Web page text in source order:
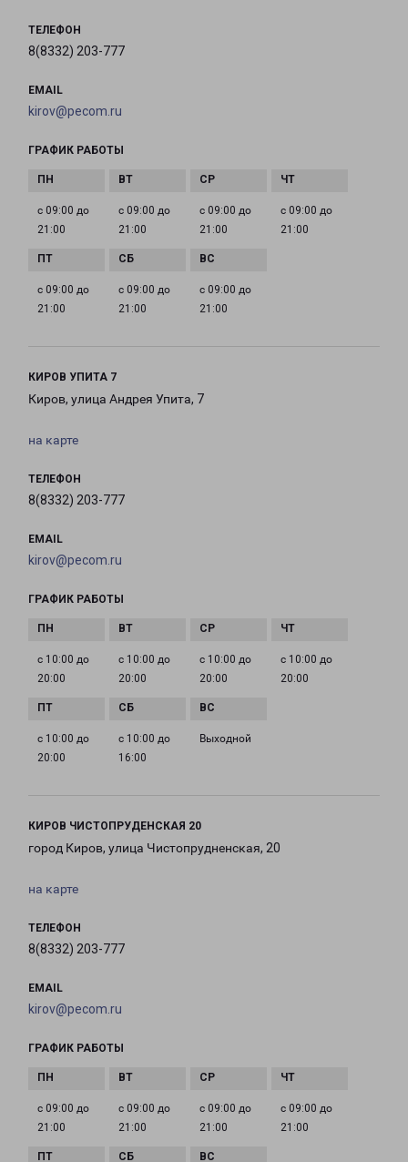
ТЕЛЕФОН
8(8332) 203-777
EMAIL
kirov@pecom.ru
ГРАФИК РАБОТЫ
с 09:00 до
21:00
с 09:00 до
21:00
с 09:00 до
21:00
с 09:00 до
21:00
с 09:00 до
21:00
с 09:00 до
21:00
с 09:00 до
21:00
КИРОВ УПИТА 7
Киров, улица Андрея Упита, 7
на карте
ТЕЛЕФОН
8(8332) 203-777
EMAIL
kirov@pecom.ru
ГРАФИК РАБОТЫ
с 10:00 до
20:00
с 10:00 до
20:00
с 10:00 до
20:00
с 10:00 до
20:00
с 10:00 до
20:00
с 10:00 до
16:00
Выходной
КИРОВ ЧИСТОПРУДЕНСКАЯ 20
город Киров, улица Чистопрудненская, 20
на карте
ТЕЛЕФОН
8(8332) 203-777
EMAIL
kirov@pecom.ru
ГРАФИК РАБОТЫ
с 09:00 до
21:00
с 09:00 до
21:00
с 09:00 до
21:00
с 09:00 до
21:00